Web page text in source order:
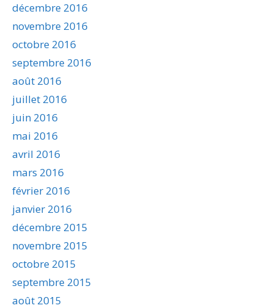
décembre 2016
novembre 2016
octobre 2016
septembre 2016
août 2016
juillet 2016
juin 2016
mai 2016
avril 2016
mars 2016
février 2016
janvier 2016
décembre 2015
novembre 2015
octobre 2015
septembre 2015
août 2015